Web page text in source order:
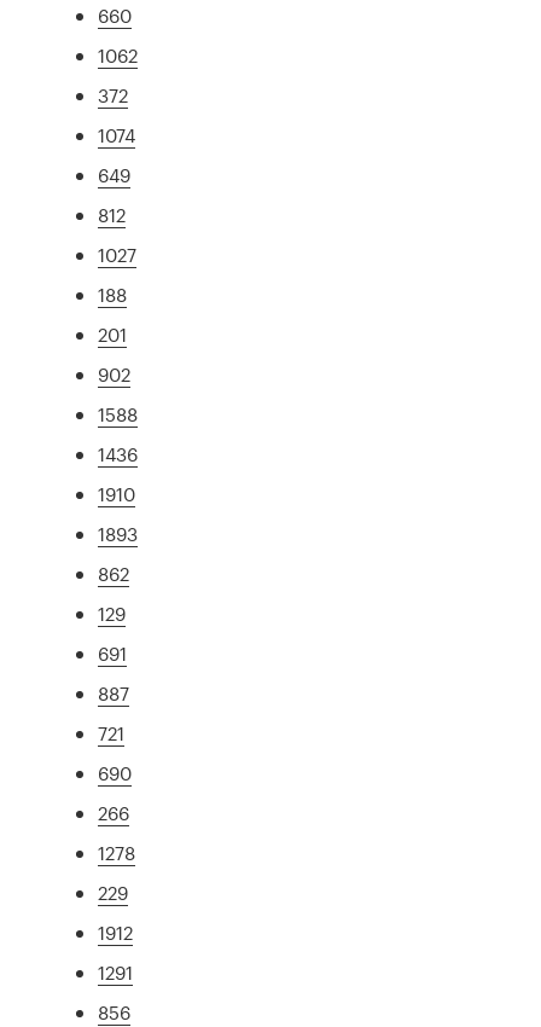
660
1062
372
1074
649
812
1027
188
201
902
1588
1436
1910
1893
862
129
691
887
721
690
266
1278
229
1912
1291
856